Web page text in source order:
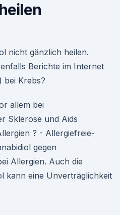
nicht gänzlich heilen.
Berichte im Internet
bei Krebs?
allem bei
Sklerose und Aids
? - Allergiefreie-
gegen
Allergien. Auch die
kann eine Unverträglichkeit